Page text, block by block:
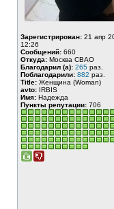
Зарегистрирован: 21 апр
12:26
Сообщений: 660
Откуда: Москва СВАО
Благодарил (а): 265 раз.
Поблагодарили: 882 раз.
Title: Женщина (Woman)
avto: IRBIS
Имя: Надежда
Пункты репутации: 706